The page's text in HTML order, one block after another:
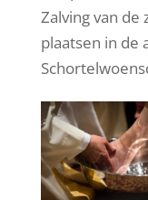
Zalving van
plaatsen in de